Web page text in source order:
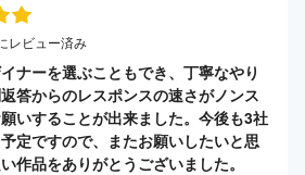
レビュー済み
ナーを選ぶこともでき、丁寧なやり
答からのレスポンスの速さがノンス
願いすることが出来ました。今後も3社
定ですので、またお願いしたいと思
作品をありがとうございました。